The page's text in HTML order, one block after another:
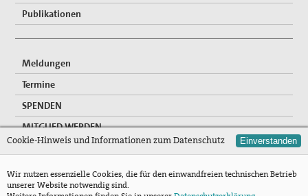
Publikationen
Meldungen
Termine
SPENDEN
MITGLIED WERDEN
NEWSLETTER
Mitgliederzugang
Cookie-Hinweis und Informationen zum Datenschutz Einverstanden
Wir nutzen essenzielle Cookies, die für den einwandfreien technischen Betrieb
unserer Website notwendig sind.